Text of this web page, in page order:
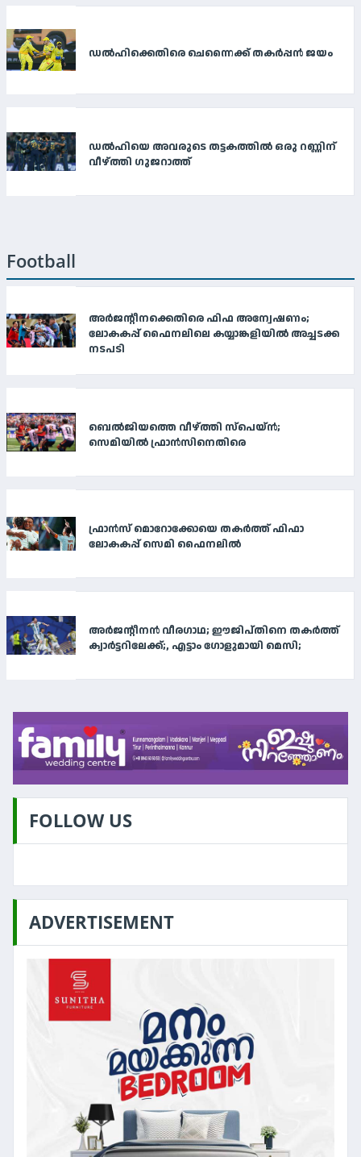
ഡൽഹിക്കെതിരെ ചെന്നൈക്ക് തകർപ്പൻ ജയം
ഡൽഹിയെ അവരുടെ തട്ടകത്തിൽ ഒരു റണ്ണിന്
വീഴ്ത്തി ഗുജറാത്ത്
Football
അർജന്റീനക്കെതിരെ ഫിഫ അന്വേഷണം;
ലോകകപ്പ് ഫൈനലിലെ കയ്യാങ്കളിയിൽ അച്ചടക്ക
നടപടി
ബെല്‍ജിയത്തെ വീഴ്ത്തി സ്‌പെയ്ന്‍;
സെമിയില്‍ ഫ്രാന്‍സിനെതിരെ
ഫ്രാന്‍സ് മൊറോക്കോയെ തകര്‍ത്ത് ഫിഫാ
ലോകകപ്പ് സെമി ഫൈനലില്‍
അർജന്റീനൻ വീരഗാഥ; ഈജിപ്തിനെ തകർത്ത്
ക്വാർട്ടറിലേക്ക്;, എട്ടാം ഗോളുമായി മെസി;
FOLLOW US
ADVERTISEMENT